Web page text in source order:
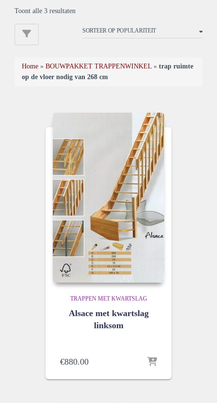
Toont alle 3 resultaten
populariteit
Home » BOUWPAKKET TRAPPENWINKEL » trap ruimte
op de vloer nodig van 268 cm
TRAPPEN MET KWARTSLAG
Alsace met kwartslag
linksom
€880.00